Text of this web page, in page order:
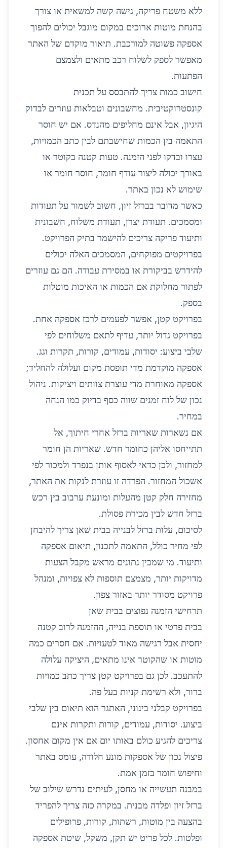
ללא משטח פריקה, גישה קשה למשאית או צורך
בהנחת מוטות ארוכים במקום מוגבל יכולים להפוך
אספקה פשוטה למורכבת. תיאור מוקדם של האתר
מאפשר לספק לשלוח רכב מתאים ולצמצם
הפתעות.
חישוב כמות צריך להתבסס על תכנית
קונסטרוקטיבית. מחשבונים וטבלאות עוזרים לבדוק
היגיון, אבל אינם מחליפים מהנדס. אם יש חוסר
התאמה בין הכמות שחישבתם לבין כתב הכמויות,
עצרו ובדקו לפני הזמנה. טעות קטנה בקוטר או
באורך יכולה ליצור עודף חומר, חוסר חומר או
שימוש לא נכון באתר.
כאשר מדובר בברזל זיון, חשוב לשמור על תעודות
ומסמכים. תעודת יצרן, תעודת משלוח, חשבונית
ותיעוד פריקה צריכים להישמר בתיק הפרויקט.
בפרויקטים מפוקחים, המסמכים האלה יכולים
להידרש בביקורת או במסירת עבודה. הם גם עוזרים
לפתור מחלוקת אם הכמות או האיכות מוטלות
בספק.
בפרויקט קטן, אפשר לפעמים לרכז אספקה אחת.
בפרויקט גדול יותר, עדיף לתאם משלוחים לפי
שלבי ביצוע: יסודות, עמודים, קורות, תקרות וגג.
אספקה מוקדמת מדי תופסת מקום ועלולה להחליד;
אספקה מאוחרת מדי עוצרת צוותים ויציקות. ניהול
נכון של לוח זמנים שווה כסף בדיוק כמו הנחה
במחיר.
אם נשארות שאריות ברזל אחרי חיתוך, אל
תתייחסו אליהן כחומר חדש. שאריות הן חומר
למחזור, ולכן כדאי לאסוף אותן בנפרד ולמכור לפי
אשכול המחזור. הפרדה זו עוזרת לנקות את האתר,
מחזירה חלק קטן מהעלות ומונעת ערבוב בין רכש
ברזל חדש לבין מכירת פסולת.
לסיכום, עלות ברזל לבנייה בבית שאן צריך להיבחן
לפי מחיר כולל, התאמה לתכנון, תיאום אספקה
ותיעוד. מי שמכין נתונים מראש מקבל הצעות
מדויקות יותר, מצמצם תוספות לא צפויות, ומנהל
פרויקט מסודר יותר באזור צפון.
תרחישי הזמנה נפוצים בבית שאן
בבית פרטי או תוספת בנייה, ההזמנה לרוב קטנה
יחסית אבל רגישה מאוד לטעויות. אם חסרים כמה
מוטות או שהקוטר אינו מתאים, היציקה עלולה
להתעכב. לכן גם בפרויקט קטן צריך כתב כמויות
ברור, ולא רשימת קניות בעל פה.
בפרויקט קבלני בינוני, האתגר הוא תיאום בין שלבי
ביצוע. יסודות, עמודים, קורות ותקרות אינם
צריכים להגיע כולם באותו יום אם אין מקום אחסון.
פיצול נכון של אספקות מונע חלודה, עומס באתר
וחיפוש חומר בזמן אמת.
במבנה תעשייה או מחסן, לעיתים נדרש שילוב של
ברזל זיון ופלדה מבנית. במקרה כזה צריך להפריד
בהצעה בין מוטות, רשתות, קורות, פרופילים
ופלטות. לכל פריט יש תקן, משקל, שיטת אספקה